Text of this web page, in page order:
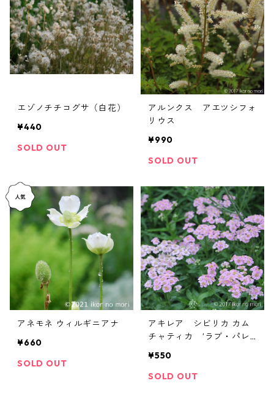
エゾノチチコグサ（白花）
¥440
SOLD OUT
アルンクス アエツシフォ
リウス
¥990
SOLD OUT
アネモネ ウィルギニアナ
¥660
SOLD OUT
アキレア シビリカ カム
チャティカ ’ラブ・パレ
¥550
SOLD OUT